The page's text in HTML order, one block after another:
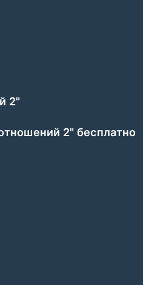
2"
2" бесплатно